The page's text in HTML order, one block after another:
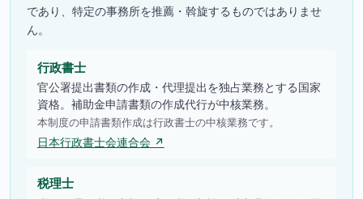
であり、特定の事務所を推薦・斡旋するものではありませ
ん。
行政書士
官公署提出書類の作成・代理提出を独占業務とする国家
資格。補助金申請書類の作成代行が中核業務。
本制度の申請書類作成は行政書士の中核業務です。
日本行政書士会連合会 ↗
税理士